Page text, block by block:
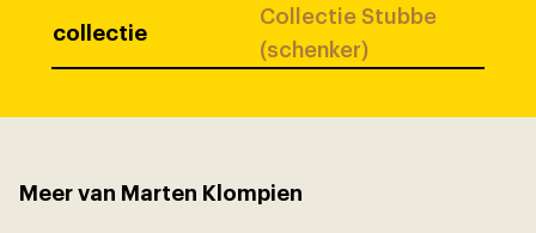
collectie
Collectie Stubbe
(schenker)
Meer van Marten Klompien